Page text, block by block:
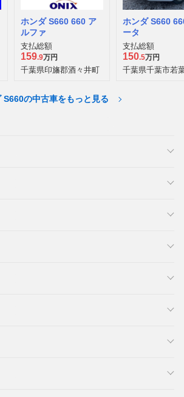
熊本県 宇土市
2021年/0.6万km
三重県 四日市市
2021年/0.2万km
ホンダ S660 660 ア
ルファ
支払総額
159.9万円
千葉県印旛郡酒々井町
ホンダ S660
ータ
支払総額
150.5万円
千葉県千葉市若
S660の中古車をもっと見る